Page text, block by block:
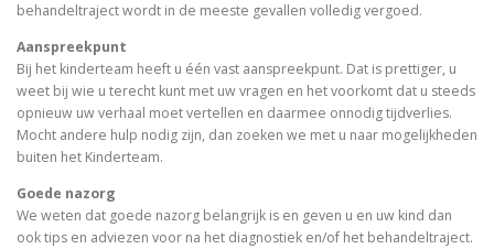
behandeltraject wordt in de meeste gevallen volledig vergoed.
Aanspreekpunt
Bij het kinderteam heeft u één vast aanspreekpunt. Dat is prettiger, u
weet bij wie u terecht kunt met uw vragen en het voorkomt dat u steeds
opnieuw uw verhaal moet vertellen en daarmee onnodig tijdverlies.
Mocht andere hulp nodig zijn, dan zoeken we met u naar mogelijkheden
buiten het Kinderteam.
Goede nazorg
We weten dat goede nazorg belangrijk is en geven u en uw kind dan
ook tips en adviezen voor na het diagnostiek en/of het behandeltraject.